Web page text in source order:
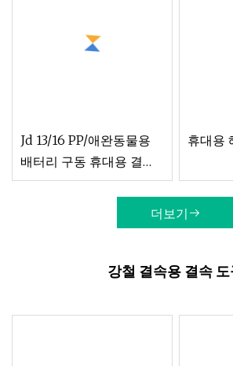
Jd 13/16 PP/애완동물용
배터리 구동 휴대용 결속
도구 2개
휴대용
더보기
강철 결속용 결속